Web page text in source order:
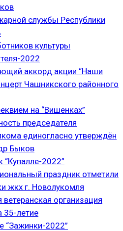
службы Республики
культуры
2022
аккорд акции “Наши
Чашникского районного
на “Вишенках”
председателя
единогласно утверждён
Быков
“Купалле-2022”
праздник отметили
жкх г. Новолукомля
ветеранская организация
35-летие
“Зажинки-2022”